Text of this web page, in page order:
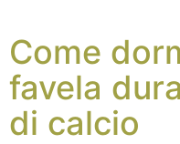
Come
favela
di calcio